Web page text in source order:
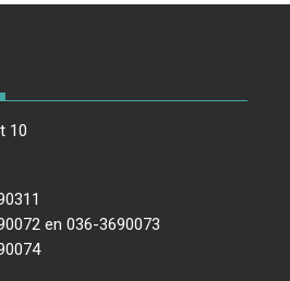
10
en 036-3690073